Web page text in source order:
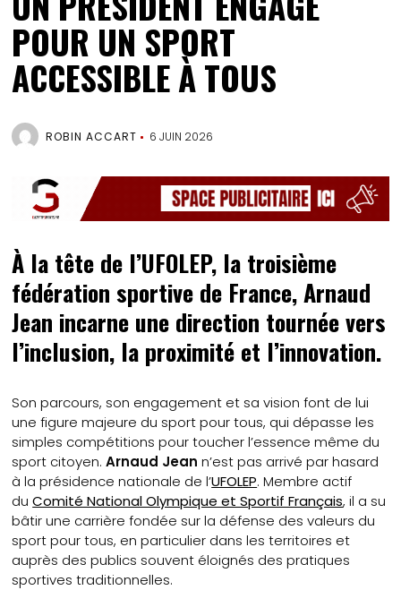
POUR UN SPORT
ACCESSIBLE À TOUS
ROBIN ACCART 6 JUIN 2026
À la tête de l’UFOLEP, la troisième
fédération sportive de France, Arnaud
Jean incarne une direction tournée vers
l’inclusion, la proximité et l’innovation.
Son parcours, son engagement et sa vision font de lui
une figure majeure du sport pour tous, qui dépasse les
simples compétitions pour toucher l’essence même du
sport citoyen.Arnaud Jean n’est pas arrivé par hasard
à la présidence nationale de l’UFOLEP. Membre actif
duComité National Olympique et Sportif Français, il a su
bâtir une carrière fondée sur la défense des valeurs du
sport pour tous, en particulier dans les territoires et
auprès des publics souvent éloignés des pratiques
sportives traditionnelles.